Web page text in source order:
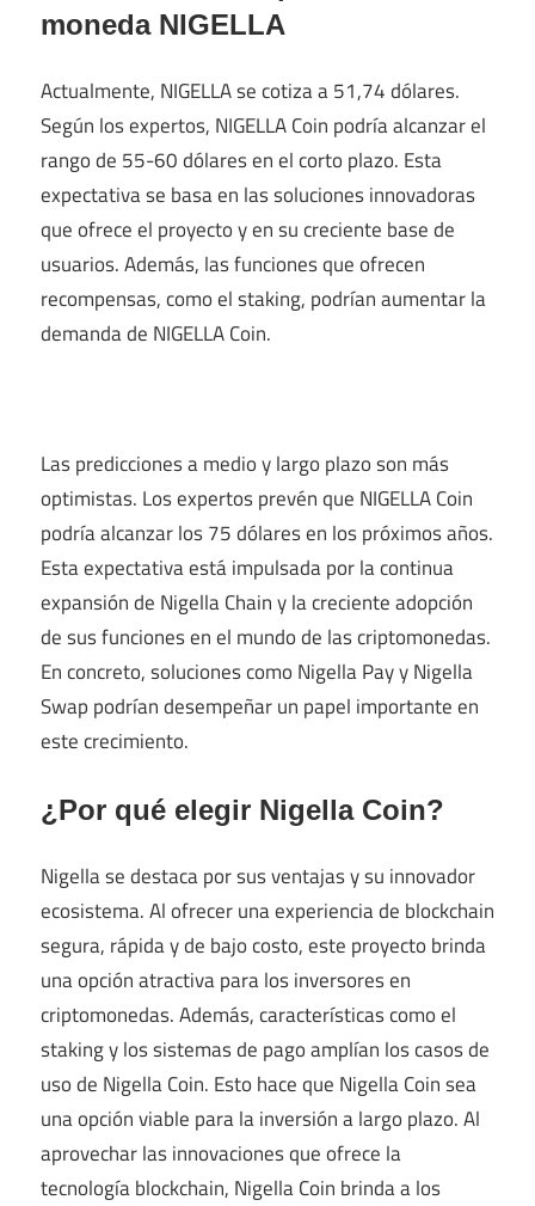
moneda NIGELLA
Actualmente, NIGELLA se cotiza a 51,74 dólares.
Según los expertos, NIGELLA Coin podría alcanzar el
rango de 55-60 dólares en el corto plazo. Esta
expectativa se basa en las soluciones innovadoras
que ofrece el proyecto y en su creciente base de
usuarios. Además, las funciones que ofrecen
recompensas, como el staking, podrían aumentar la
demanda de NIGELLA Coin.
Las predicciones a medio y largo plazo son más
optimistas. Los expertos prevén que NIGELLA Coin
podría alcanzar los 75 dólares en los próximos años.
Esta expectativa está impulsada por la continua
expansión de Nigella Chain y la creciente adopción
de sus funciones en el mundo de las criptomonedas.
En concreto, soluciones como Nigella Pay y Nigella
Swap podrían desempeñar un papel importante en
este crecimiento.
¿Por qué elegir Nigella Coin?
Nigella se destaca por sus ventajas y su innovador
ecosistema. Al ofrecer una experiencia de blockchain
segura, rápida y de bajo costo, este proyecto brinda
una opción atractiva para los inversores en
criptomonedas. Además, características como el
staking y los sistemas de pago amplían los casos de
uso de Nigella Coin. Esto hace que Nigella Coin sea
una opción viable para la inversión a largo plazo. Al
aprovechar las innovaciones que ofrece la
tecnología blockchain, Nigella Coin brinda a los